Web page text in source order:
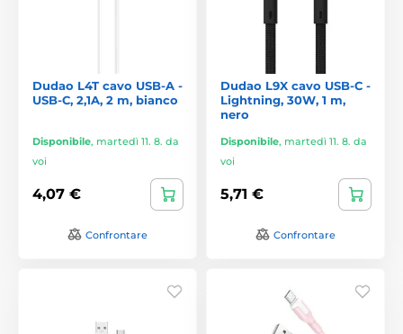
Dudao L4T cavo USB-A -
USB-C, 2,1A, 2 m, bianco
Disponibile, martedì 11. 8. da
voi
4,07 €
Confrontare
Dudao L9X cavo USB-C -
Lightning, 30W, 1 m,
nero
Disponibile, martedì 11. 8. da
voi
5,71 €
Confrontare